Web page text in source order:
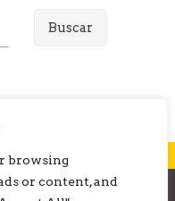
browsing
or content, and